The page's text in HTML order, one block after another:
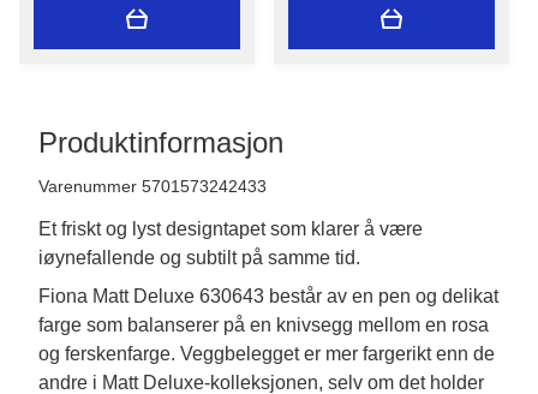
Produktinformasjon
Varenummer 5701573242433
Et friskt og lyst designtapet som klarer å være
iøynefallende og subtilt på samme tid.
Fiona Matt Deluxe 630643 består av en pen og delikat
farge som balanserer på en knivsegg mellom en rosa
og ferskenfarge. Veggbelegget er mer fargerikt enn de
andre i Matt Deluxe-kolleksjonen, selv om det holder